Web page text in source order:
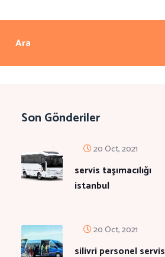
Son Gönderiler
20 Oct, 2021
servis taşımacılığı
istanbul
20 Oct, 2021
silivri personel servis